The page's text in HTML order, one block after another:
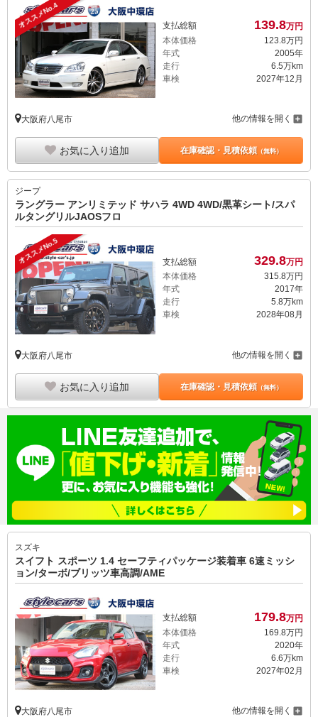
オススメNo.4 支払総額 139.8万円
本体価格
123. 8万円
年式
2005年
走行
6.5万km
車検
2027年12月
大阪府八尾市 他の情報を開く
お気に入り追加 在庫確認・見積依頼（無料）
ジープ
ラングラー アンリミテッド サハラ 4WD 4WD/黒革シート/スパ
ルタングリルJAOSフロ
オススメNo.5 支払総額 329.8万円
本体価格
315.8万円
年式
2017年
走行
5.8万km
車検
2028年08月
大阪府八尾市 他の情報を開く
お気に入り追加 在庫確認・見積依頼（無料）
スズキ
スイフト スポーツ 1.4 セーフティパッケージ装着車 6速ミッシ
ョン/ターボ/ブリッツ車高調/AME
支払総額 179.8万円
本体価格
169. 8万円
年式
2020年
走行
6.6万km
車検
2027年02月
大阪府八尾市 他の情報を開く